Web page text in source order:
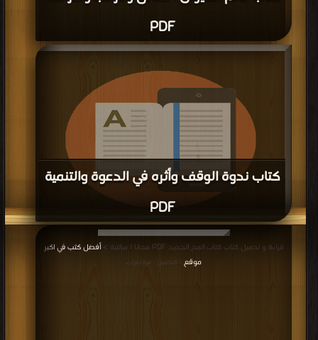
PDF
كتاب ندوة الوقف وأثره في الدعوة والتنمية
PDF
قراءة و تحميل كتاب كتاب ندوة الوقف وأثره في الدعوة والتنمية PDF مجانا | مكتبة
>أفضل كتب في مجانا| التحميل : مرة/مرات قراءة و تحميل كتاب كتاب المخ الجديد PDF مجانا | مكتبة >
أفضل كتب في اكبر
موقع
| التحميل : مرة/مرات